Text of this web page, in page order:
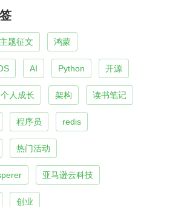
主题征文 鸿蒙
AI Python 开源
个人成长 架构 读书笔记
程序员 redis
热门活动
亚马逊云科技
创业